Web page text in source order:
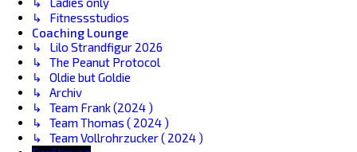
↳ Fitnessstudios
Coaching Lounge
↳ Lilo Strandfigur 2026
↳ The Peanut Protocol
↳ Oldie but Goldie
↳ Archiv
↳ Team Frank (2024 )
↳ Team Thomas ( 2024 )
↳ Team Vollrohrzucker ( 2024 )